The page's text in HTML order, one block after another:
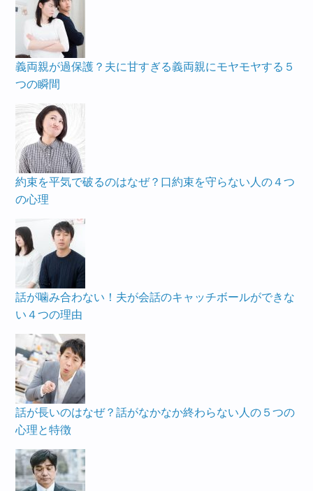
義両親が過保護？夫に甘すぎる義両親にモヤモヤする５
つの瞬間
約束を平気で破るのはなぜ？口約束を守らない人の４つ
の心理
話が噛み合わない！夫が会話のキャッチボールができな
い４つの理由
話が長いのはなぜ？話がなかなか終わらない人の５つの
心理と特徴